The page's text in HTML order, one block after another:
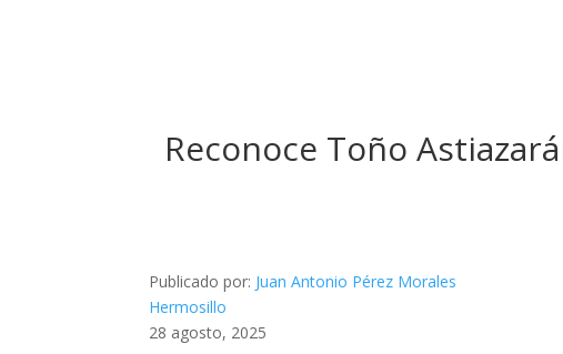
Reconoce Toño
Publicado por: Juan Antonio Pérez Morales
Hermosillo
28 agosto, 2025